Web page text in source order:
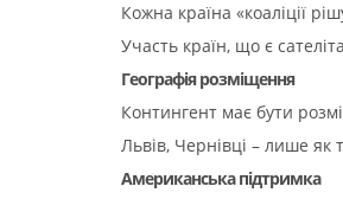
Кожна країна «коаліції
Участь країн, що є
Географія розміщення
Контингент має бути
Львів, Чернівці – лише як
Американська підтримка